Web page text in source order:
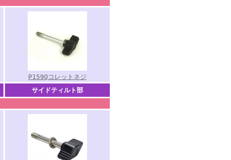
P159Qコレットネジ
サイドティルト部